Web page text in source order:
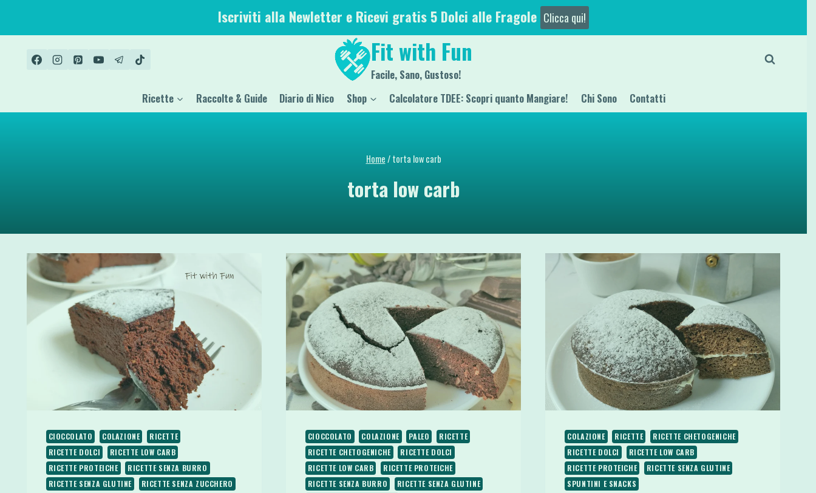
contenuto
Iscriviti alla Newletter e Ricevi gratis 5 Dolci alle Fragole Clicca qui!
Fit with Fun
Facile, Sano, Gustoso!
Ricette Raccolte & Guide Diario di Nico Shop Calcolatore TDEE: Scopri quanto Mangiare! Chi Sono Contatti
Home/ torta low carb
torta low carb
CIOCCOLATO COLAZIONE
RICETTE
RICETTE DOLCI
RICETTE LOW CARB
RICETTE PROTEICHE
RICETTE SENZA BURRO
RICETTE SENZA GLUTINE
RICETTE SENZA ZUCCHERO
CIOCCOLATO COLAZIONE PALEO
RICETTE
RICETTE CHETOGENICHE
RICETTE DOLCI
RICETTE LOW CARB
RICETTE PROTEICHE
RICETTE SENZA BURRO
RICETTE SENZA GLUTINE
COLAZIONE RICETTE
RICETTE CHETOGENICHE
RICETTE DOLCI
RICETTE LOW CARB
RICETTE PROTEICHE
RICETTE SENZA GLUTINE
SPUNTINI E SNACKS